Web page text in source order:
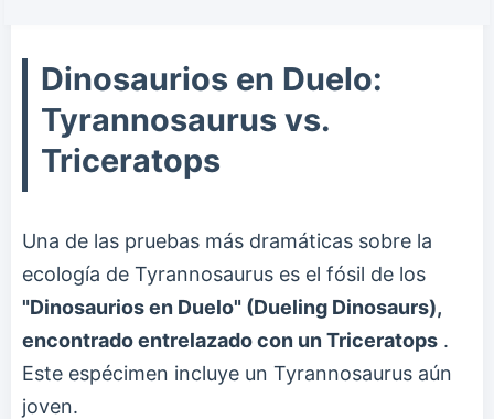
Dinosaurios en Duelo:
Tyrannosaurus vs.
Triceratops
Una de las pruebas más dramáticas sobre la
ecología de Tyrannosaurus es el fósil de los
"Dinosaurios en Duelo" (Dueling Dinosaurs),
encontrado entrelazado con un Triceratops .
Este espécimen incluye un Tyrannosaurus aún
joven.